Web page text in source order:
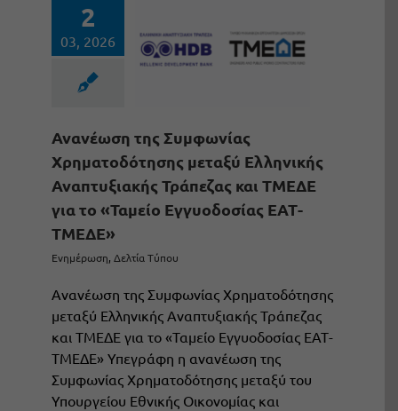
2
03, 2026
Ανανέωση της Συμφωνίας
Χρηματοδότησης μεταξύ Ελληνικής
Αναπτυξιακής Τράπεζας και ΤΜΕΔΕ
για το «Ταμείο Εγγυοδοσίας ΕΑΤ-
ΤΜΕΔΕ»
Ενημέρωση, Δελτία Τύπου
Ανανέωση της Συμφωνίας Χρηματοδότησης
μεταξύ Ελληνικής Αναπτυξιακής Τράπεζας
και ΤΜΕΔΕ για το «Ταμείο Εγγυοδοσίας ΕΑΤ-
ΤΜΕΔΕ» Υπεγράφη η ανανέωση της
Συμφωνίας Χρηματοδότησης μεταξύ του
Υπουργείου Εθνικής Οικονομίας και